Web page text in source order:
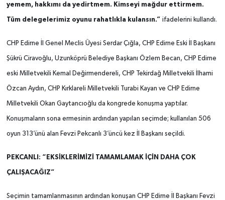
yemem, hakkımı da yedirtmem. Kimseyi mağdur ettirmem.
Tüm delegelerimiz oyunu rahatlıkla kulansın.” ifadelerini kullandı.
CHP Edirne İl Genel Meclis Üyesi Serdar Çığla, CHP Edirne Eski İl Başkanı
Şükrü Ciravoğlu, Uzunköprü Belediye Başkanı Özlem Becan, CHP Edirne
eski Milletvekili Kemal Değirmendereli, CHP Tekirdağ Milletvekili İlhami
Özcan Aydın, CHP Kırklareli Milletvekili Turabi Kayan ve CHP Edirne
Milletvekili Okan Gaytancıoğlu da kongrede konuşma yaptılar.
Konuşmaların sona ermesinin ardından yapılan seçimde; kullanılan 506
oyun 313’ünü alan Fevzi Pekcanlı 3’üncü kez İl Başkanı seçildi.
PEKCANLI: “EKSİKLERİMİZİ TAMAMLAMAK İÇİN DAHA ÇOK
ÇALIŞACAĞIZ”
Seçimin tamamlanmasının ardından konuşan CHP Edirne İl Başkanı Fevzi